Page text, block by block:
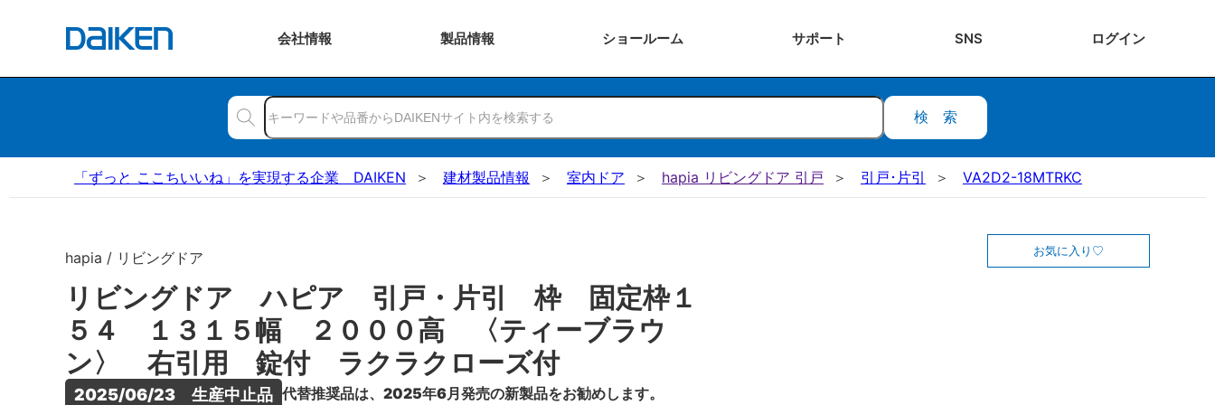
会社情報 製品情報 ショールーム サポート SNS ログイン
検索
「ずっと ここちいいね」を実現する企業 DAIKEN 建材製品情報 室内ドア hapia リビングドア 引戸 引戸･片引 VA2D2-18MTRKC
hapia / リビングドア
リビングドア ハピア 引戸・片引 枠 固定枠１
５４ １３１５幅 ２０００高 〈ティーブラウ
ン〉 右引用 錠付 ラクラクローズ付
2025/06/23　生産中止品 代替推奨品は、2025年6月発売の新製品をお勧めします。
お気に入り